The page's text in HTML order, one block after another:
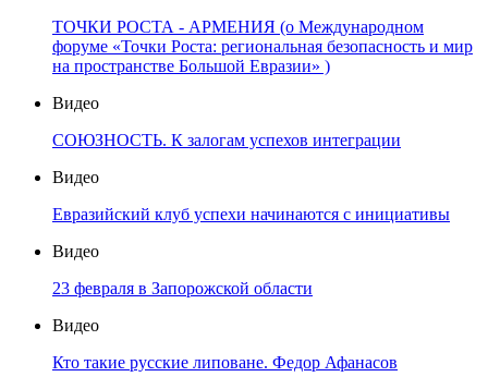
ТОЧКИ РОСТА - АРМЕНИЯ (о Международном
форуме «Точки Роста: региональная безопасность и мир
на пространстве Большой Евразии» )
Видео
СОЮЗНОСТЬ. К залогам успехов интеграции
Видео
Евразийский клуб успехи начинаются с инициативы
Видео
23 февраля в Запорожской области
Видео
Кто такие русские липоване. Федор Афанасов